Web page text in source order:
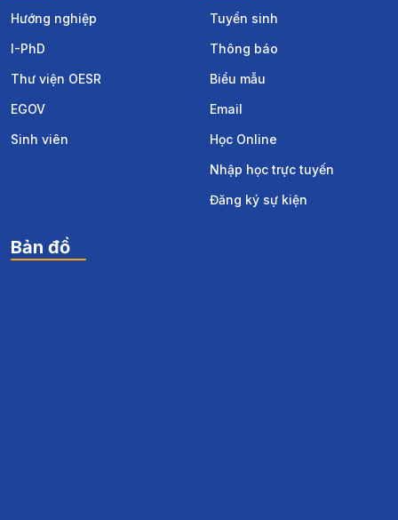
Hướng nghiệp
I-PhD
Thư viện OESR
EGOV
Sinh viên
Tuyển sinh
Thông báo
Biểu mẫu
Email
Học Online
Nhập học trực tuyến
Đăng ký sự kiện
Bản đồ